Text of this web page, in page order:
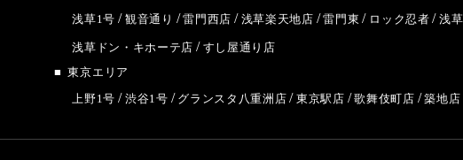
浅草1号
観音通り 雷門西店 浅草楽天地店 雷門東 ロック忍者 浅
浅草ドン・キホーテ店
すし屋通り店
東京エリア
上野1号
渋谷1号 グランスタ八重洲店 東京駅店 歌舞伎町店 築地店